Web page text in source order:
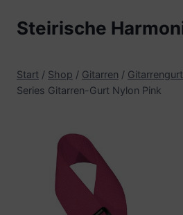
InhaltSteirische
Start / Shop / Gitarren /
Series Gitarren-Gurt Nylon Pink